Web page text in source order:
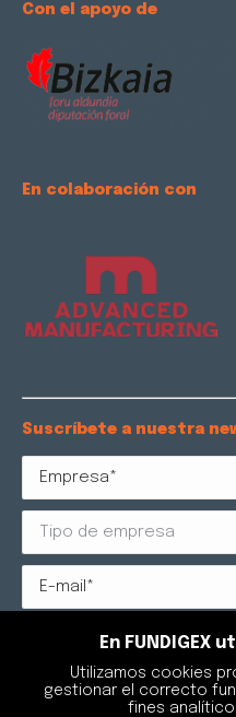
Con el apoyo de
En colaboración con
Suscríbete a nuestra
Protección de datos:
EXPORTADORES DE
tratamiento, tratará sus
suscripción a la newsletter.
En FUNDIGEX
Utilizamos cookies
gestionar el correcto
fines